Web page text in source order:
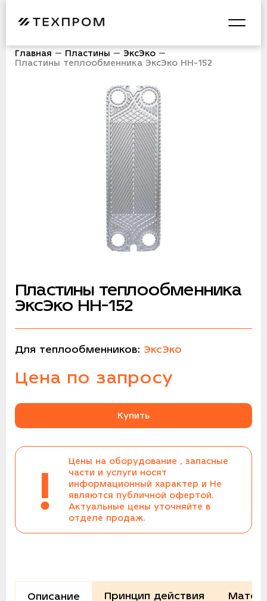
Главная Пластины
ЭксЭко
Пластины теплообменника ЭксЭко НН-152
Пластины теплообменника
ЭксЭко НН-152
Для теплообменников: ЭксЭко
Цена по запросу
Купить
!
Цены на оборудование , запасные
части и услуги носят
информационный характер и Не
являются публичной офертой.
Актуальные цены уточняйте в
отделе продаж.
Описание Принцип действия